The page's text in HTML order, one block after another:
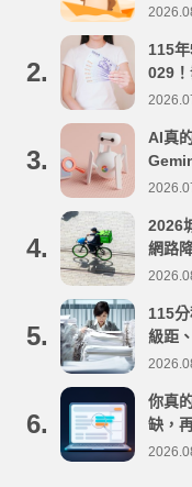
2.
115
029
3.
AI真
4.
2026
網路
事項
5.
115
級距
分析
6.
你真
缺，